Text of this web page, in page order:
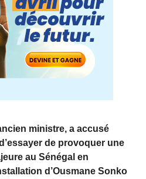
ministre, a accusé
de provoquer une
au Sénégal en
d’Ousmane Sonko